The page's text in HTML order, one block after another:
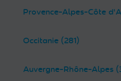
Provence-Alpes-Côte
Occitanie (281)
Auvergne-Rhône-Alpes